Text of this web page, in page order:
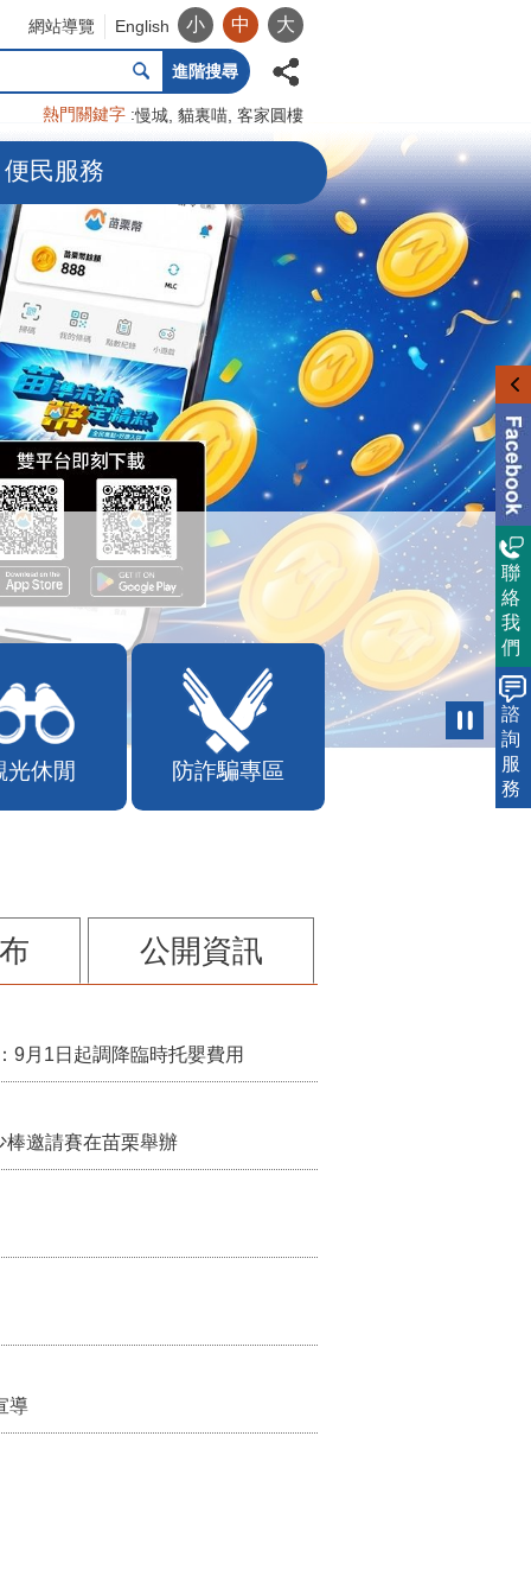
網站導覽 English 小 中 大
進階搜尋
熱門關鍵字 慢城 貓裏喵 客家圓樓
便民服務
光休閒 防詐騙專區
公開資訊
9月1日起調降臨時托嬰費用
邀請賽在苗栗舉辦
導
聯
絡
我
們
諮
詢
服
務